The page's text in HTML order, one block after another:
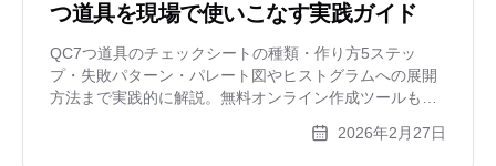
つ道具を現場で使いこなす実践ガイド
QC7つ道具のチェックシートの種類・作り方5ステッ
プ・失敗パターン・パレート図やヒストグラムへの展開
方法まで実践的に解説。無料オンライン作成ツールも紹
2026年2月27日